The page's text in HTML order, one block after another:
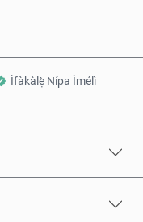
Ìfàkàlẹ̀ Nípa Ìmélì